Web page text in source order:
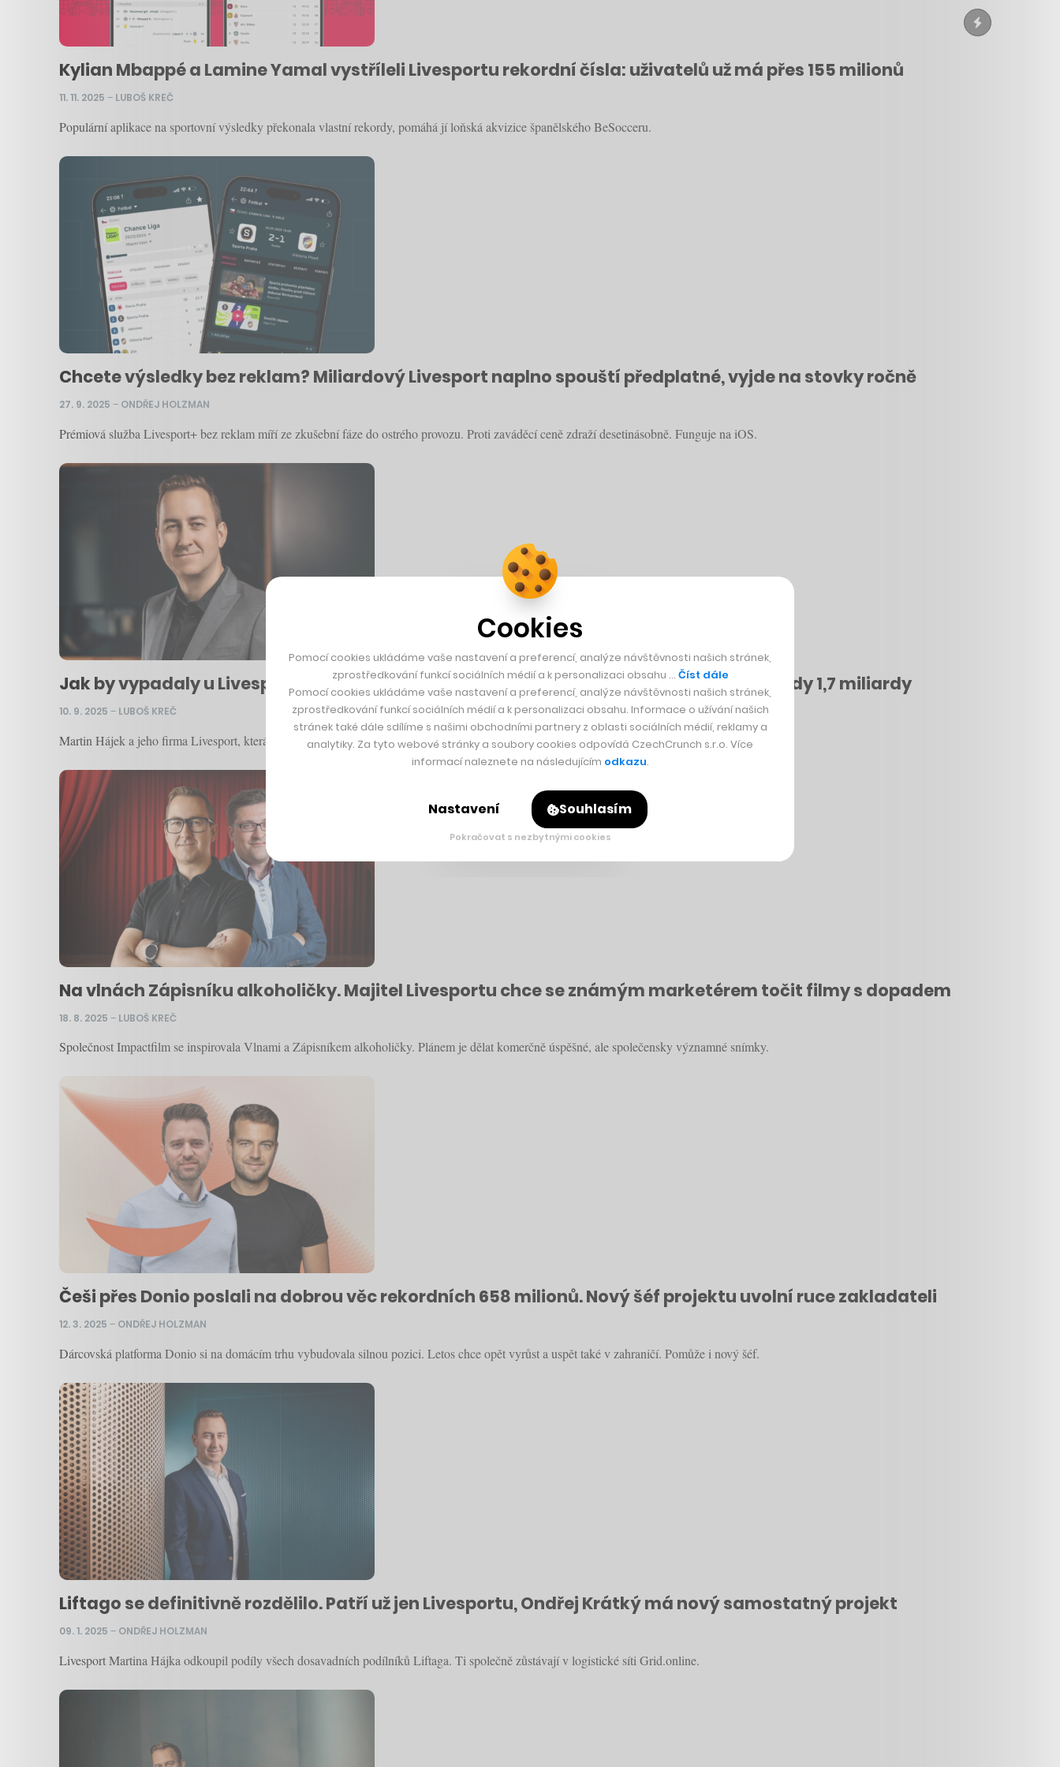
Kylian Mbappé a Lamine Yamal vystříleli Livesportu rekordní čísla: uživatelů už má přes 155 milionů
11. 11. 2025 – LUBOŠ KREČ
Populární aplikace na sportovní výsledky překonala vlastní rekordy, pomáhá jí loňská akvizice španělského BeSocceru.
Chcete výsledky bez reklam? Miliardový Livesport naplno spouští předplatné, vyjde na stovky ročně
27. 9. 2025 – ONDŘEJ HOLZMAN
Prémiová služba Livesport+ bez reklam míří ze zkušební fáze do ostrého provozu. Proti zaváděcí ceně zdraží desetinásobně. Funguje na iOS.
Jak by vypadaly u Livesportu jeho vlastní výsledky? Góly v síti 2,7 miliardy, získané body 1,7 miliardy
10. 9. 2025 – LUBOŠ KREČ
Martin Hájek a jeho firma Livesport, která má po celém světě na 130 milionů uživatelů, za sebou mají další vydařený rok.
Na vlnách Zápisníku alkoholičky. Majitel Livesportu chce se známým marketérem točit filmy s dopadem
18. 8. 2025 – LUBOŠ KREČ
Společnost Impactfilm se inspirovala Vlnami a Zápisníkem alkoholičky. Plánem je dělat komerčně úspěšné, ale společensky významné snímky.
Češi přes Donio poslali na dobrou věc rekordních 658 milionů. Nový šéf projektu uvolní ruce zakladateli
12. 3. 2025 – ONDŘEJ HOLZMAN
Dárcovská platforma Donio si na domácím trhu vybudovala silnou pozici. Letos chce opět vyrůst a uspět také v zahraničí. Pomůže i nový šéf.
Liftago se definitivně rozdělilo. Patří už jen Livesportu, Ondřej Krátký má nový samostatný projekt
09. 1. 2025 – ONDŘEJ HOLZMAN
Livesport Martina Hájka odkoupil podíly všech dosavadních podílníků Liftaga. Ti společně zůstávají v logistické síti Grid.online.
Cookies
Pomocí cookies ukládáme vaše nastavení a preferencí, analýze návštěvnosti našich stránek,
zprostředkování funkcí sociálních médií a k personalizaci obsahu … Číst dále
Pomocí cookies ukládáme vaše nastavení a preferencí, analýze návštěvnosti našich stránek,
zprostředkování funkcí sociálních médií a k personalizaci obsahu. Informace o užívání našich
stránek také dále sdílíme s našimi obchodními partnery z oblasti sociálních médií, reklamy a
analytiky. Za tyto webové stránky a soubory cookies odpovídá CzechCrunch s.r.o. Více
informací naleznete na následujícím odkazu.
Nastavení Souhlasím
Pokračovat s nezbytnými cookies